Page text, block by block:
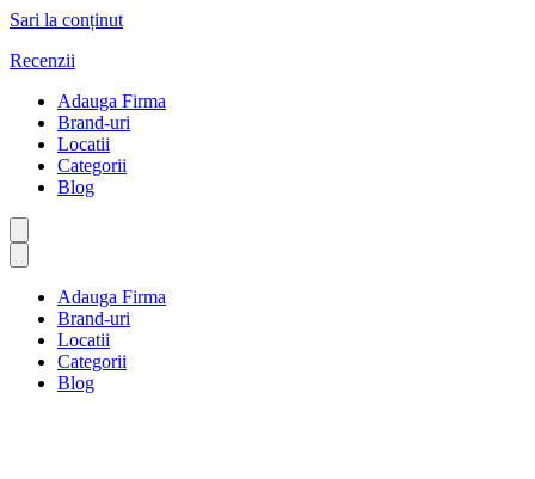
Sari la conținut
Recenzii
Adauga Firma
Brand-uri
Locatii
Categorii
Blog
Adauga Firma
Brand-uri
Locatii
Categorii
Blog